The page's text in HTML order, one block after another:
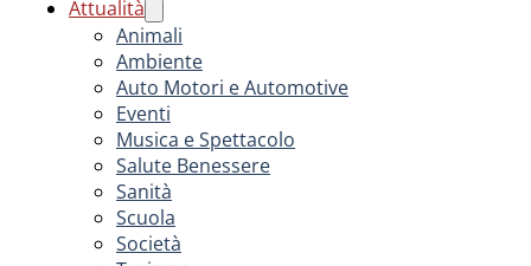
Attualità
Animali
Ambiente
Auto Motori e Automotive
Eventi
Musica e Spettacolo
Salute Benessere
Sanità
Scuola
Società